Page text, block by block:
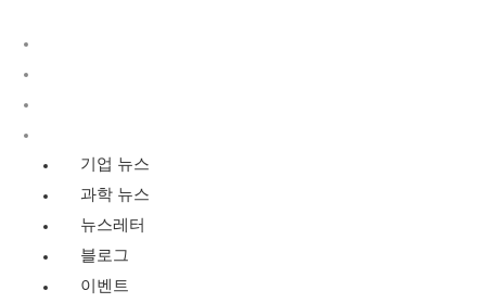
기업 뉴스
과학 뉴스
뉴스레터
블로그
이벤트